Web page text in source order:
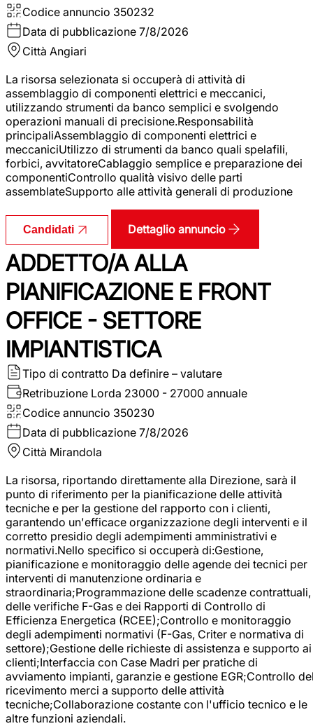
Codice annuncio 350232
Data di pubblicazione 7/8/2026
Città Angiari
La risorsa selezionata si occuperà di attività di
assemblaggio di componenti elettrici e meccanici,
utilizzando strumenti da banco semplici e svolgendo
operazioni manuali di precisione.Responsabilità
principaliAssemblaggio di componenti elettrici e
meccaniciUtilizzo di strumenti da banco quali spelafili,
forbici, avvitatoreCablaggio semplice e preparazione dei
componentiControllo qualità visivo delle parti
assemblateSupporto alle attività generali di produzione
Candidati Dettaglio annuncio
ADDETTO/A ALLA
PIANIFICAZIONE E FRONT
OFFICE - SETTORE
IMPIANTISTICA
Tipo di contratto Da definire – valutare
Retribuzione Lorda 23000 - 27000 annuale
Codice annuncio 350230
Data di pubblicazione 7/8/2026
Città Mirandola
La risorsa, riportando direttamente alla Direzione, sarà il
punto di riferimento per la pianificazione delle attività
tecniche e per la gestione del rapporto con i clienti,
garantendo un'efficace organizzazione degli interventi e il
corretto presidio degli adempimenti amministrativi e
normativi.Nello specifico si occuperà di:Gestione,
pianificazione e monitoraggio delle agende dei tecnici per
interventi di manutenzione ordinaria e
straordinaria;Programmazione delle scadenze contrattuali,
delle verifiche F-Gas e dei Rapporti di Controllo di
Efficienza Energetica (RCEE);Controllo e monitoraggio
degli adempimenti normativi (F-Gas, Criter e normativa di
settore);Gestione delle richieste di assistenza e supporto ai
clienti;Interfaccia con Case Madri per pratiche di
avviamento impianti, garanzie e gestione EGR;Controllo
ricevimento merci a supporto delle attività
tecniche;Collaborazione costante con l'ufficio tecnico e le
altre funzioni aziendali.